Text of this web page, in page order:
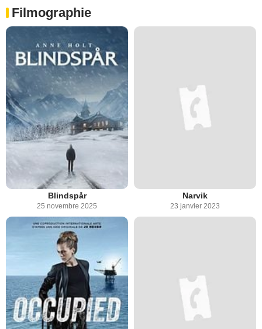
Filmographie
Blindspår
25 novembre 2025
Narvik
23 janvier 2023